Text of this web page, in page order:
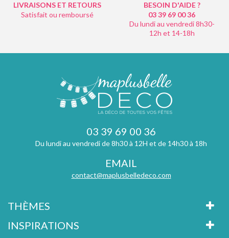
LIVRAISONS ET RETOURS
Satisfait ou remboursé
BESOIN D'AIDE ?
03 39 69 0036
Du lundi au vendredi 8h30-
12h et 14-18h
03 39 69 00 36
Du lundi au vendredi de 8h30 à 12H et de 14h30 à 18h
EMAIL
contact@maplusbelledeco.com
THÈMES
INSPIRATIONS